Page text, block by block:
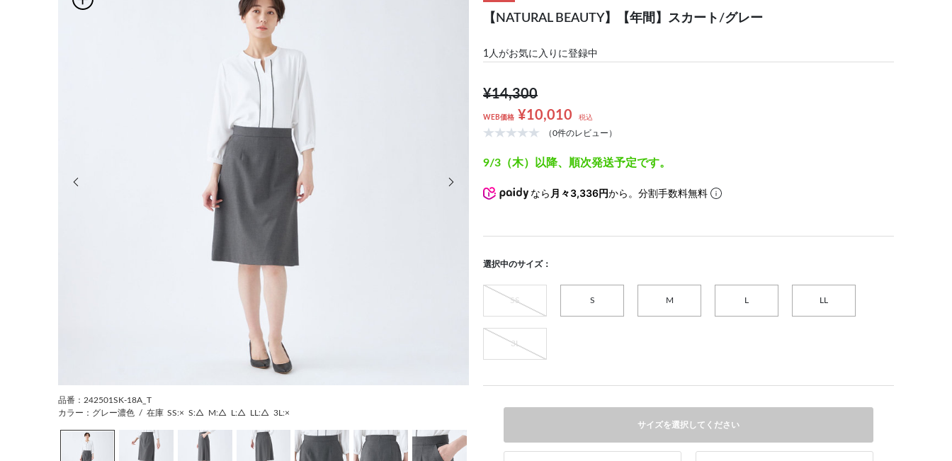
品番：242501SK-18A_T
カラー：グレー濃色 / 在庫 SS:× S:△ M:△ L:△ LL:△ 3L:×
【NATURAL BEAUTY】【年間】スカート/グレー
1人がお気に入りに登録中
¥14,300
WEB価格 ¥10,010 税込
（0件のレビュー）
9/3（木）以降、順次発送予定です。
なら 月々3,336円から。分割手数料無料
選択中のサイズ：
SS S M
3L
サイズを選択してください